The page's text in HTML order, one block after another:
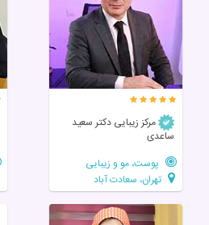
مرکز زیبایی دکتر سعید
ساعدی
پوست، مو و زیبایی
تهران، سعادت آباد